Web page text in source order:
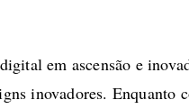
em ascensão e
inovadores.